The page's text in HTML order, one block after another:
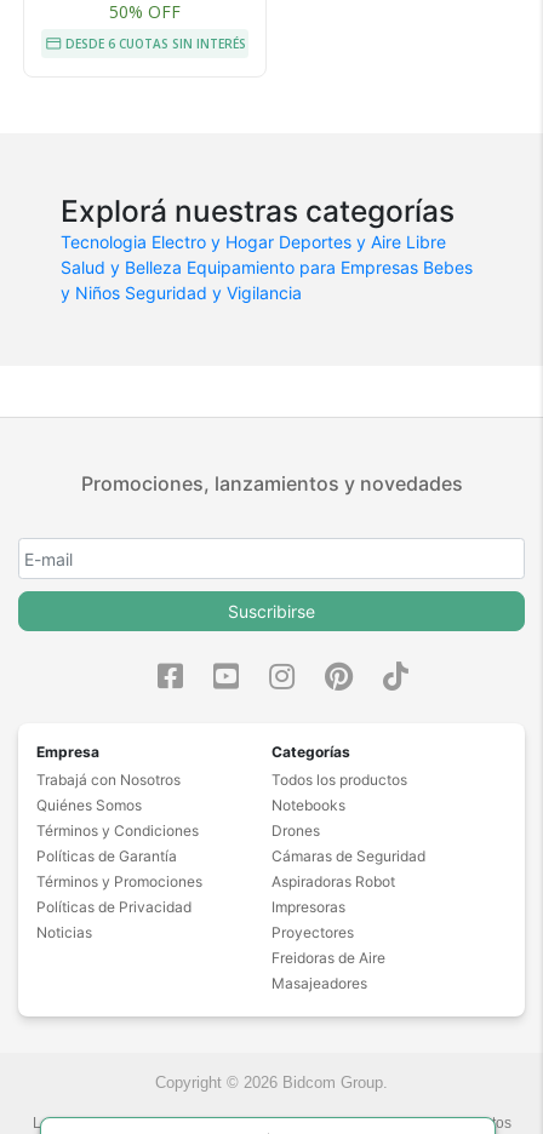
50% OFF
DESDE 6 CUOTAS SIN INTERÉS
Explorá nuestras categorías
Tecnologia Electro y Hogar Deportes y Aire Libre
Salud y Belleza Equipamiento para Empresas Bebes
y Niños Seguridad y Vigilancia
Promociones, lanzamientos y novedades
Suscribirse
Empresa
Trabajá con Nosotros
Quiénes Somos
Términos y Condiciones
Políticas de Garantía
Términos y Promociones
Políticas de Privacidad
Noticias
Categorías
Todos los productos
Notebooks
Drones
Cámaras de Seguridad
Aspiradoras Robot
Impresoras
Proyectores
Freidoras de Aire
Masajeadores
Copyright © 2026 Bidcom Group.
Las fotos son a modo ilustrativo. La venta de cualquiera de los productos